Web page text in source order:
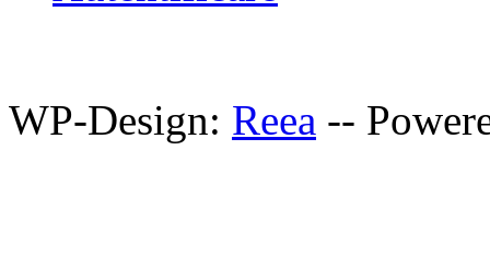
WP-Design: Reea --